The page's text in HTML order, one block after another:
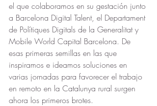
el que colaboramos en su gestación junto
a Barcelona Digital Talent, el Departament
de Polítiques Digitals de la Generalitat y
Mobile World Capital Barcelona. De
esas primeras semillas en las que
inspiramos e ideamos soluciones en
varias jornadas para favorecer el trabajo
en remoto en la Catalunya rural surgen
ahora los primeros brotes.